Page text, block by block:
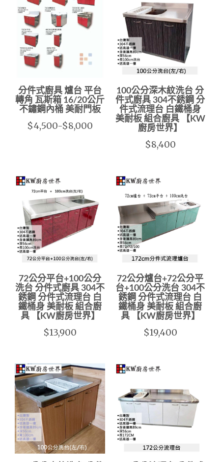
分件式廚具 爐台 平台
轉角 瓦斯箱 16/20公斤
不鏽鋼內桶 美耐門板
$4,500-$8,000
100公分深木紋洗台 分
件式廚具 304不銹鋼 分
件式流理台 白鐵桶身
美耐板 組合廚具 【KW
廚房世界】
$8,400
72公分平台+100公分
洗台 分件式廚具 304不
銹鋼 分件式流理台 白
鐵桶身 美耐板 組合廚
具 【KW廚房世界】
$13,900
72公分爐台+72公分平
台+100公分洗台 304不
銹鋼 分件式流理台 白
鐵桶身 美耐板 組合廚
具 【KW廚房世界】
$19,400